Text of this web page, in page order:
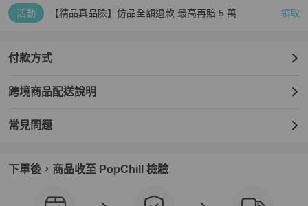
活動 【精品真品險】仿品全額退款 最高再賠 5 萬 領取
付款方式
跨境商品配送說明
常見問題
下單後，商品收至 PopChill 檢驗